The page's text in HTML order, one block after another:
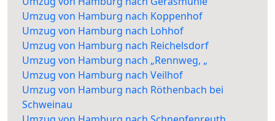
Umzug von Hamburg nach Koppenhof
Umzug von Hamburg nach Lohhof
Umzug von Hamburg nach Reichelsdorf
Umzug von Hamburg nach „Rennweg, „
Umzug von Hamburg nach Veilhof
Umzug von Hamburg nach Röthenbach bei
Schweinau